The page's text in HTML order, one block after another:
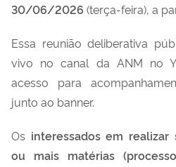
30/06/2026 (terça-feira), a
Essa reunião deliberativa
vivo no canal da ANM no
acesso para
junto ao banner.
Os interessados em
ou mais matérias